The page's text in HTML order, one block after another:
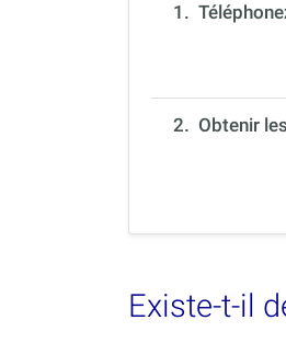
1.
2. Obtenir
Existe-t-il